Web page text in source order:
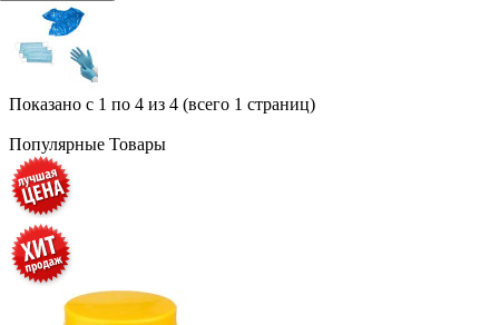
Показано с 1 по 4 из 4 (всего 1 страниц)
Популярные Товары